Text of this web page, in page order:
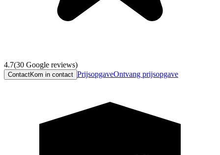
4.7(30 Google reviews)
ContactKom in contact PrijsopgaveOntvang prijsopgave